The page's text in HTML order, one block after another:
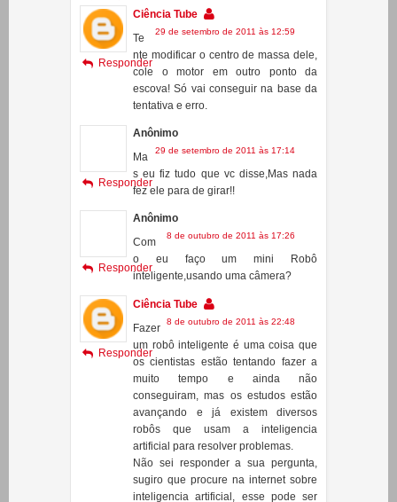
co
mo eu faço para ele parar de rodar?
Responder
Ciência Tube
29 de setembro de 2011 às 12:59
Te
nte modificar o centro de massa dele,
cole o motor em outro ponto da
escova! Só vai conseguir na base da
tentativa e erro.
Responder
Anônimo
29 de setembro de 2011 às 17:14
Ma
s eu fiz tudo que vc disse,Mas nada
fez ele para de girar!!
Responder
Anônimo
8 de outubro de 2011 às 17:26
Com
o eu faço um mini Robô
inteligente,usando uma câmera?
Responder
Ciência Tube
8 de outubro de 2011 às 22:48
Fazer
um robô inteligente é uma coisa que
os cientistas estão tentando fazer a
muito tempo e ainda não
conseguiram, mas os estudos estão
avançando e já existem diversos
robôs que usam a inteligencia
artificial para resolver problemas.
Responder